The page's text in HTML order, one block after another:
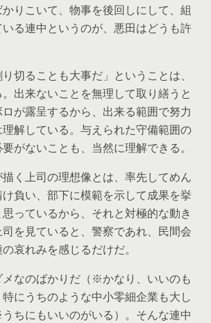
りこいて、物事を後回しにして、組
る連中というのが、悪田はどうも許
切ることも大事だ」ということは、
出来ないことを無理して取り繕うと
が露呈するから、出来る範囲で努力
解している。与えられた守備範囲の
がないことも、当然に理解できる。
描く上司の理想像とは、率先してめん
負い、部下に模範を示して成果を挙
っているから、それと対極的な動き
を見ていると、警察であれ、民間会
哀れみを感じるだけだ。
メなのばかりだ（※かなり、いいのも
にうちのような中小零細企業も大し
ちにもいいのがいる）。そんな連中